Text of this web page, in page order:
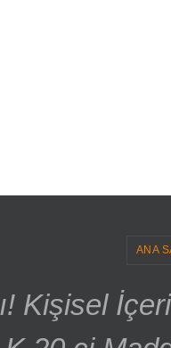
ANA
Kişisel